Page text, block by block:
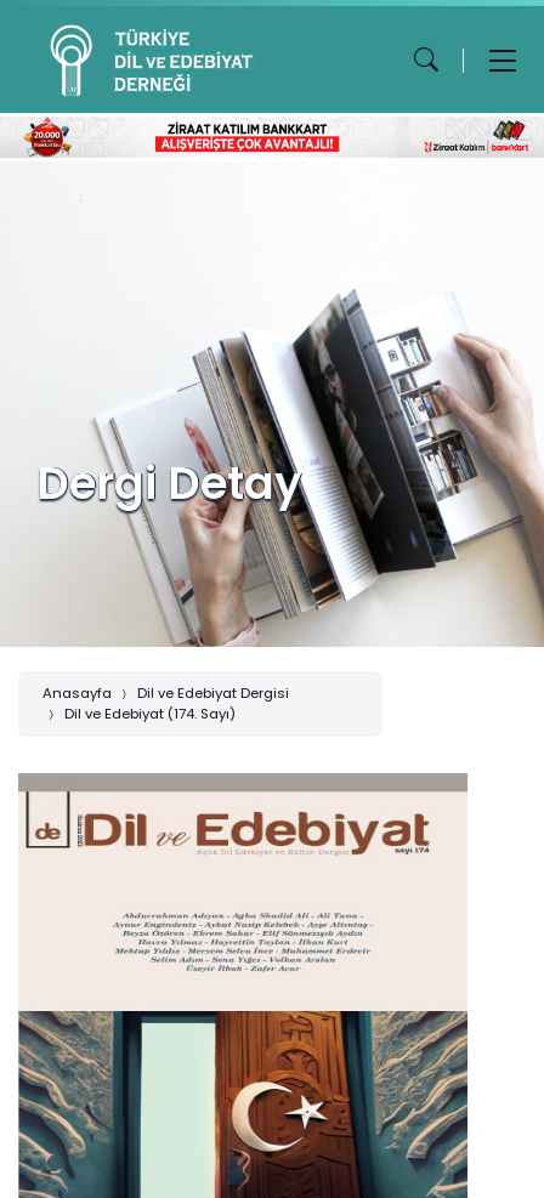
Dergi Detay
Anasayfa
Dil ve Edebiyat Dergisi
Dil ve Edebiyat (174. Sayı)